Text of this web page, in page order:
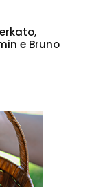
e Bruno